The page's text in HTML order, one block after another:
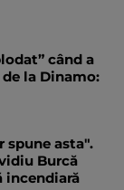
când a
la Dinamo:
spune asta".
Burcă
incendiară